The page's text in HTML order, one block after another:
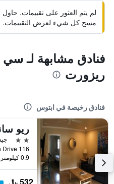
لم يتم العثور على تقييمات.
مسح كل شيء لعرض التقييمات.
فنادق مشابهة لـ
ريزورت
فنادق رخيصة في ابتوس
2 نجمتين
جيد 7.7
0.9 كيلومتر عن وسط المدينة